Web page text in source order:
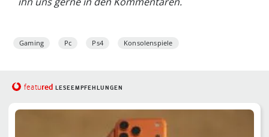
Gaming Pc Ps4 Konsolenspiele
featured LESEEMPFEHLUNGEN